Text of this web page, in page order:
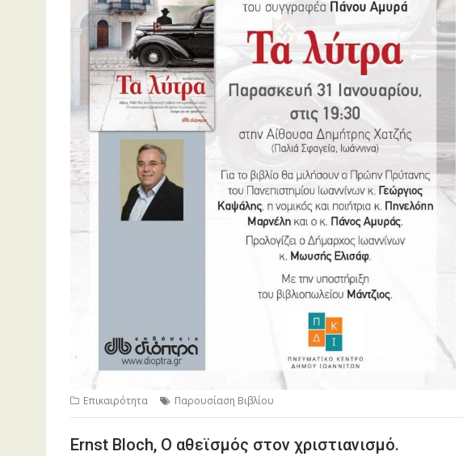
Επικαιρότητα Παρουσίαση Βιβλίου
Ernst Bloch, Ο αθεϊσμός στον χριστιανισμό.